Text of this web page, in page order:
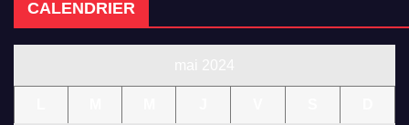
CALENDRIER